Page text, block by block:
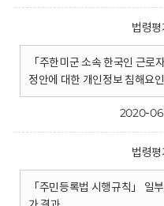
법령
「주한미군 소속 한국인 근로
정안에 대한 개인정보 침해요
2020-
법령
「주민등록법 시행규칙」 일